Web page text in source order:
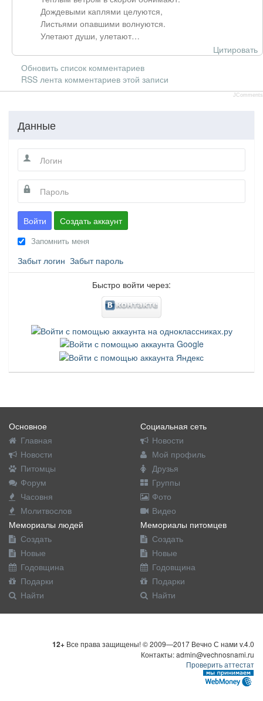
Дождевыми каплями целуются,
Листьями опавшими волнуются.
Улетают души, улетают…
Цитировать
Обновить список комментариев
RSS лента комментариев этой записи
JComments
Данные
Войти Создать аккаунт
Запомнить меня
Забыт логин Забыт пароль
Быстро войти через:
Основное
Главная
Новости
Питомцы
Форум
Часовня
Молитвослов
Социальная сеть
Новости
Мой профиль
Друзья
Группы
Фото
Видео
Мемориалы людей
Создать
Новые
Годовщина
Подарки
Найти
Мемориалы питомцев
Создать
Новые
Годовщина
Подарки
Найти
12+ Все права защищены! © 2009—2017 Вечно С нами v.4.0
Контакты: admin@vechnosnami.ru
Проверить аттестат